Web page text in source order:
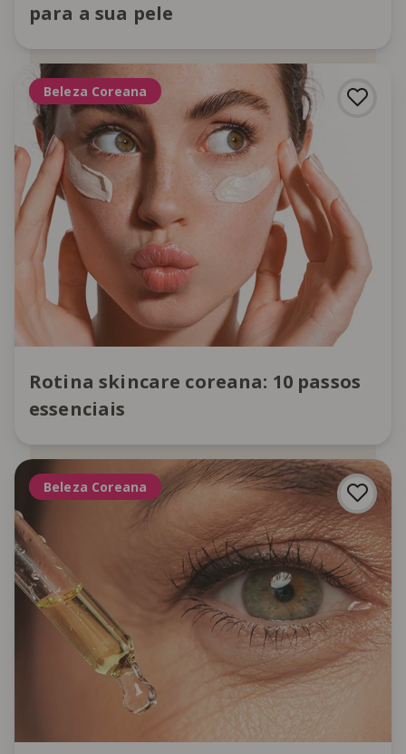
para a sua pele
Beleza Coreana
Rotina skincare coreana: 10 passos
essenciais
Beleza Coreana